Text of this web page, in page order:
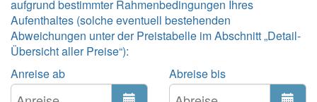
aufgrund bestimmter Rahmenbedingungen Ihres
Aufenthaltes (solche eventuell bestehenden
Abweichungen unter der Preistabelle im Abschnitt „Detail-
Übersicht aller Preise“):
Anreise ab
Abreise bis